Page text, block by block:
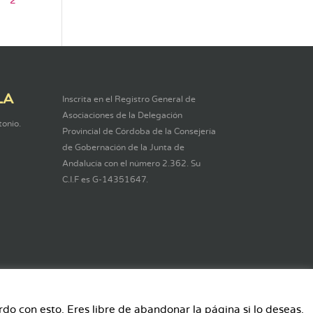
Inscrita en el Registro General de
Asociaciones de la Delegación
Provincial de Córdoba de la Consejería
de Gobernación de la Junta de
Andalucía con el número 2.362. Su
C.I.F es G-14351647.
con esto. Eres libre de abandonar la página si lo deseas.